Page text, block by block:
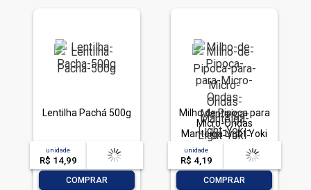
Lentilha Pachá 500g
unidade
R$ 14,99
acima de
-- --,--un.
COMPRAR
Milho de Pipoca para
Micro-Ondas
Manteiga Light Yoki
Pacote 90g
unidade
R$ 4,19
acima de
-- --,--un.
COMPRAR